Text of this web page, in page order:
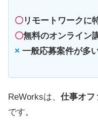
〇 リモートワークに
〇無料のオンライン
× 一般応募案件が多
ReWorksは、 仕事オフ
です。